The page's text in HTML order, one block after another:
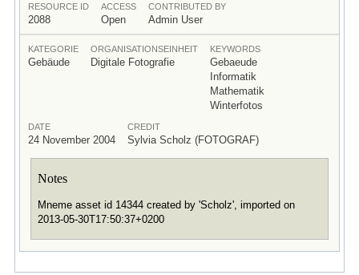
RESOURCE ID
2088
ACCESS
Open
CONTRIBUTED BY
Admin User
KATEGORIE
Gebäude
ORGANISATIONSEINHEIT
Digitale Fotografie
KEYWORDS
Gebaeude
Informatik
Mathematik
Winterfotos
DATE
24 November 2004
CREDIT
Sylvia Scholz (FOTOGRAF)
Notes
Mneme asset id 14344 created by 'Scholz', imported on
2013-05-30T17:50:37+0200